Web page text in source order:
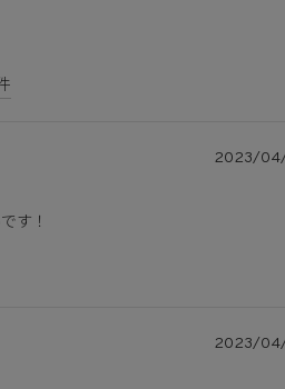
2023/
す！
2023/